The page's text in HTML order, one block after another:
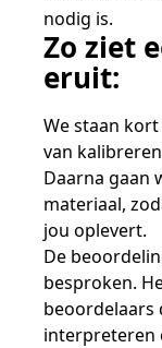
nodig is.
Zo ziet
eruit:
We staan
van
Daarna gaan
materiaal,
jou oplevert.
De
besproken.
beoordelaars
interpreteren